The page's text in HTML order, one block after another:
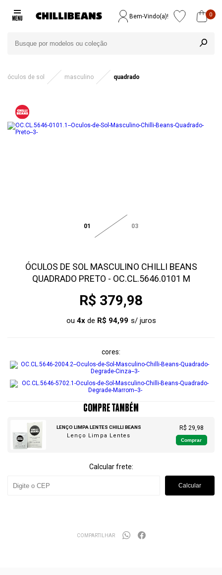
Bem-Vindo(a)! 0
óculos de sol masculino quadrado
01 03
ÓCULOS DE SOL MASCULINO CHILLI BEANS
QUADRADO PRETO - OC.CL.5646.0101 M
R$ 379,98
ou 4xde R$ 94,99
cores
COMPRE TAMBÉM
LENÇO LIMPA LENTES CHILLI BEANS
Lenço Limpa Lentes
R$ 29,98
Comprar
Calcular frete:
Calcular
COMPARTILHAR